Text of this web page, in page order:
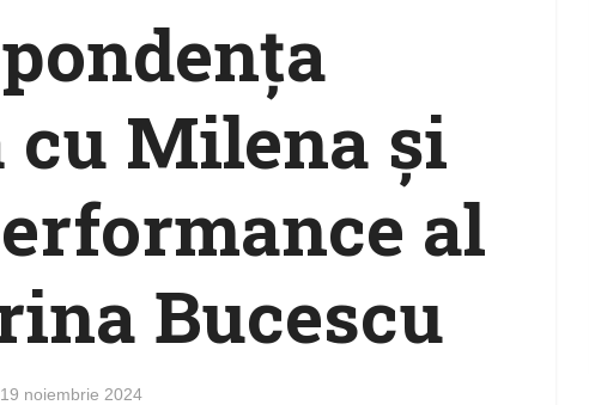
Milena și
al
Bucescu
19 noiembrie 2024